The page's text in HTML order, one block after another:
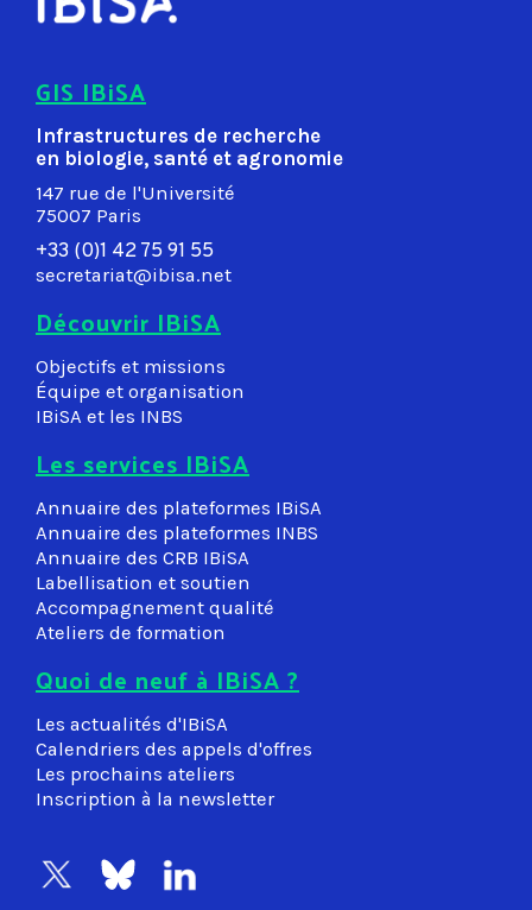
GIS IBiSA
Infrastructures de recherche
en biologie, santé et agronomie
147 rue de l'Université
75007 Paris
+33 (0)1 42 75 91 55
secretariat@ibisa.net
Découvrir IBiSA
Objectifs et missions
Équipe et organisation
IBiSA et les INBS
Les services IBiSA
Annuaire des plateformes IBiSA
Annuaire des plateformes INBS
Annuaire des CRB IBiSA
Labellisation et soutien
Accompagnement qualité
Ateliers de formation
Quoi de neuf à IBiSA ?
Les actualités d'IBiSA
Calendriers des appels d'offres
Les prochains ateliers
Inscription à la newsletter